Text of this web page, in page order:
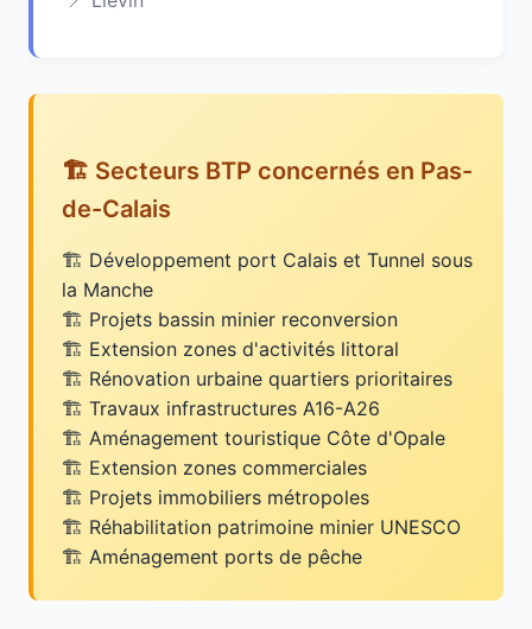
🏗️ Secteurs BTP concernés en Pas-
de-Calais
Développement port Calais et Tunnel sous
la Manche
Projets bassin minier reconversion
Extension zones d'activités littoral
Rénovation urbaine quartiers prioritaires
Travaux infrastructures A16-A26
Aménagement touristique Côte d'Opale
Extension zones commerciales
Projets immobiliers métropoles
Réhabilitation patrimoine minier UNESCO
Aménagement ports de pêche